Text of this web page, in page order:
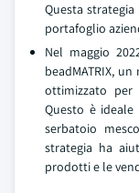
Questa
portafoglio
Nel maggio
beadMATRIX,
ottimizzato
Questo è ideale
serbatoio
strategia ha
prodotti e le